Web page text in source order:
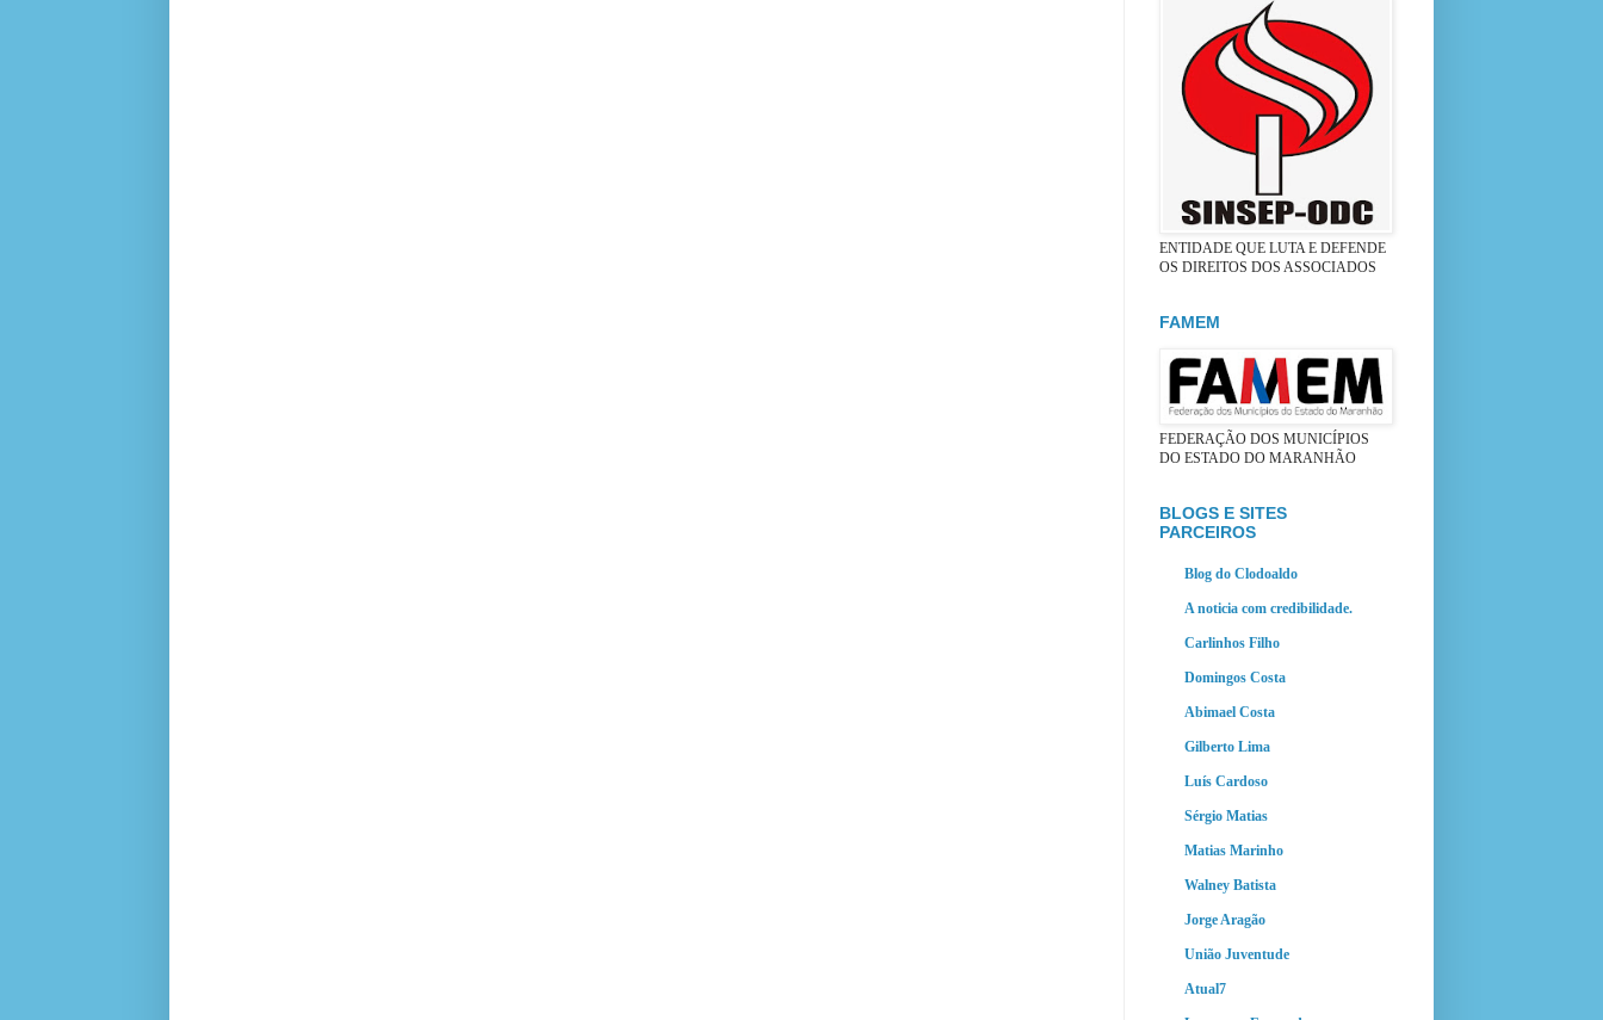
ENTIDADE QUE LUTA E DEFENDE
OS DIREITOS DOS ASSOCIADOS
FAMEM
FEDERAÇÃO DOS MUNICÍPIOS
DO ESTADO DO MARANHÃO
BLOGS E SITES
PARCEIROS
Blog do Clodoaldo
A noticia com credibilidade.
Carlinhos Filho
Domingos Costa
Abimael Costa
Gilberto Lima
Luís Cardoso
Sérgio Matias
Matias Marinho
Walney Batista
Jorge Aragão
União Juventude
Atual7